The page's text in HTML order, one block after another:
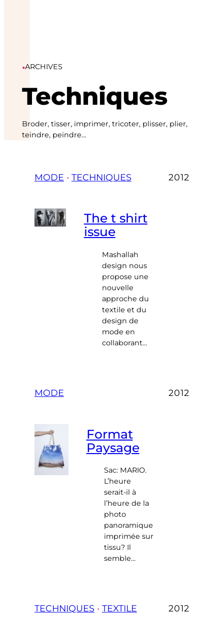
•ARCHIVES
Techniques
Broder, tisser, imprimer, tricoter, plisser, plier,
teindre, peindre…
MODE • TECHNIQUES 2012
The t shirt
issue
Mashallah
design nous
propose une
nouvelle
approche du
textile et du
design de
mode en
collaborant…
MODE 2012
Format
Paysage
Sac: MARIO.
L’heure
serait-il à
l’heure de la
photo
panoramique
imprimée sur
tissu? Il
semble…
TECHNIQUES • TEXTILE 2012